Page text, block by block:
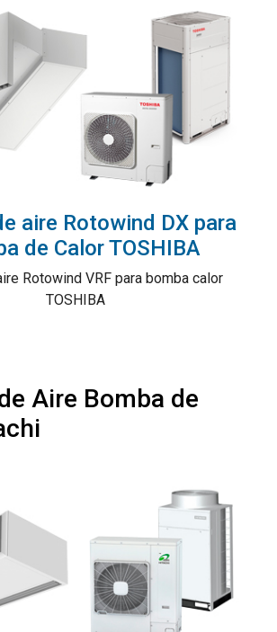
aire Rotowind DX para
de Calor TOSHIBA
Rotowind VRF para bomba calor
TOSHIBA
Aire Bomba de